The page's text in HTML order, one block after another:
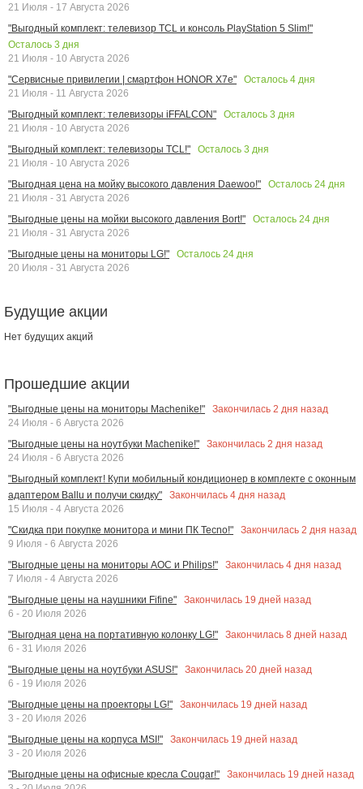
21 Июля - 17 Августа 2026
"Выгодный комплект: телевизор TCL и консоль PlayStation 5 Slim!"
Осталось 3 дня
21 Июля - 10 Августа 2026
"Сервисные привилегии | смартфон HONOR X7e"
Осталось 4 дня
21 Июля - 11 Августа 2026
"Выгодный комплект: телевизоры iFFALCON"
Осталось 3 дня
21 Июля - 10 Августа 2026
"Выгодный комплект: телевизоры TCL!"
Осталось 3 дня
21 Июля - 10 Августа 2026
"Выгодная цена на мойку высокого давления Daewoo!"
Осталось 24 дня
21 Июля - 31 Августа 2026
"Выгодные цены на мойки высокого давления Bort!"
Осталось 24 дня
21 Июля - 31 Августа 2026
"Выгодные цены на мониторы LG!"
Осталось 24 дня
20 Июля - 31 Августа 2026
Будущие акции
Нет будущих акций
Прошедшие акции
"Выгодные цены на мониторы Machenike!" Закончилась 2 дня назад
24 Июля - 6 Августа 2026
"Выгодные цены на ноутбуки Machenike!"
Закончилась 2 дня назад
24 Июля - 6 Августа 2026
"Выгодный комплект! Купи мобильный кондиционер в комплекте с оконным
адаптером Ballu и получи скидку"
Закончилась 4 дня назад
15 Июля - 4 Августа 2026
"Скидка при покупке монитора и мини ПК Tecno!"
Закончилась 2 дня назад
9 Июля - 6 Августа 2026
"Выгодные цены на мониторы AOC и Philips!"
Закончилась 4 дня назад
7 Июля - 4 Августа 2026
"Выгодные цены на наушники Fifine"
Закончилась 19 дней назад
6 - 20 Июля 2026
"Выгодная цена на портативную колонку LG!"
Закончилась 8 дней назад
6 - 31 Июля 2026
"Выгодные цены на ноутбуки ASUS!"
Закончилась 20 дней назад
6 - 19 Июля 2026
"Выгодные цены на проекторы LG!"
Закончилась 19 дней назад
3 - 20 Июля 2026
"Выгодные цены на корпуса MSI!"
Закончилась 19 дней назад
3 - 20 Июля 2026
"Выгодные цены на офисные кресла Cougar!"
Закончилась 19 дней назад